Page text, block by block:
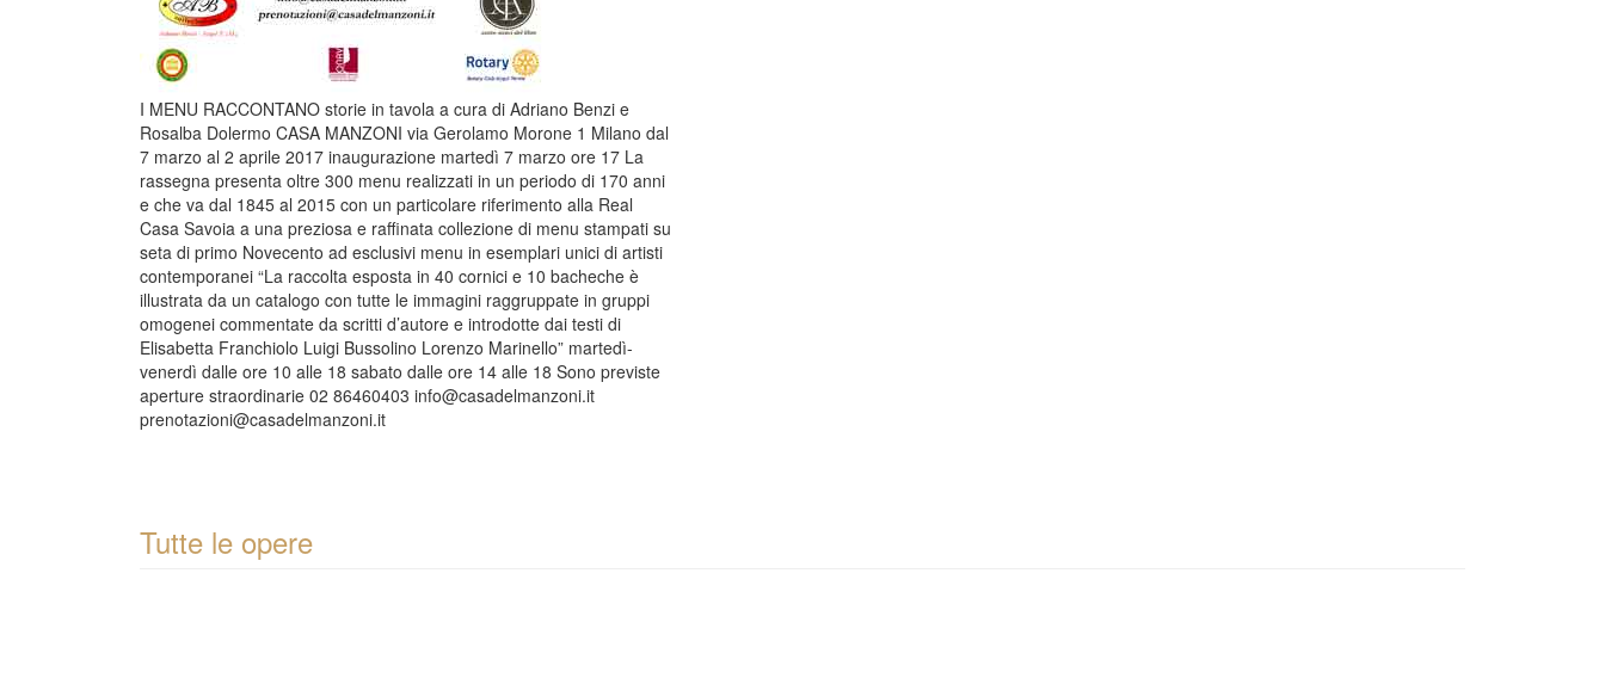
I MENU RACCONTANO storie in tavola a cura di Adriano Benzi e
Rosalba Dolermo CASA MANZONI via Gerolamo Morone 1 Milano dal
7 marzo al 2 aprile 2017 inaugurazione martedì 7 marzo ore 17 La
rassegna presenta oltre 300 menu realizzati in un periodo di 170 anni
e che va dal 1845 al 2015 con un particolare riferimento alla Real
Casa Savoia a una preziosa e raffinata collezione di menu stampati su
seta di primo Novecento ad esclusivi menu in esemplari unici di artisti
contemporanei “La raccolta esposta in 40 cornici e 10 bacheche è
illustrata da un catalogo con tutte le immagini raggruppate in gruppi
omogenei commentate da scritti d’autore e introdotte dai testi di
Elisabetta Franchiolo Luigi Bussolino Lorenzo Marinello” martedì-
venerdì dalle ore 10 alle 18 sabato dalle ore 14 alle 18 Sono previste
aperture straordinarie 02 86460403 info@casadelmanzoni.it
prenotazioni@casadelmanzoni.it
Tutte le opere